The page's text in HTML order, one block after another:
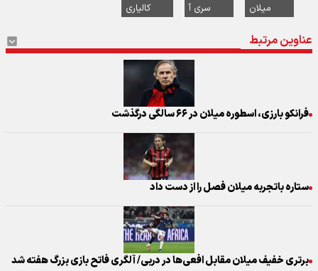
میلان سری آ کالیاری
عناوین مرتبط
فرانکو بارزی، اسطوره میلان در ۶۶ سالگی درگذشت
ستاره باتجربه میلان فصل را از دست داد
برتری خفیف میلان مقابل افعی‌ها در دربی/ آلگری فاتح بازی بزرگ هفته شد